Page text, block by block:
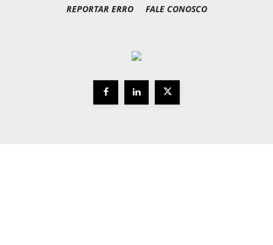
REPORTAR ERRO
FALE CONOSCO